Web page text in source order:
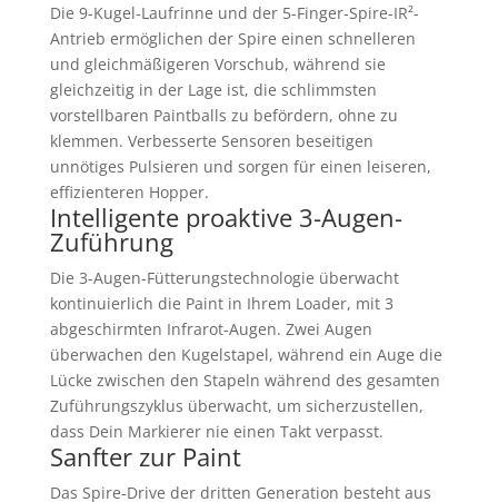
Die 9-Kugel-Laufrinne und der 5-Finger-Spire-IR²-
Antrieb ermöglichen der Spire einen schnelleren
und gleichmäßigeren Vorschub, während sie
gleichzeitig in der Lage ist, die schlimmsten
vorstellbaren Paintballs zu befördern, ohne zu
klemmen. Verbesserte Sensoren beseitigen
unnötiges Pulsieren und sorgen für einen leiseren,
effizienteren Hopper.
Intelligente proaktive 3-Augen-
Zuführung
Die 3-Augen-Fütterungstechnologie überwacht
kontinuierlich die Paint in Ihrem Loader, mit 3
abgeschirmten Infrarot-Augen. Zwei Augen
überwachen den Kugelstapel, während ein Auge die
Lücke zwischen den Stapeln während des gesamten
Zuführungszyklus überwacht, um sicherzustellen,
dass Dein Markierer nie einen Takt verpasst.
Sanfter zur Paint
Das Spire-Drive der dritten Generation besteht aus